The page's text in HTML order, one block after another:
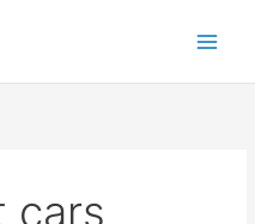
cars